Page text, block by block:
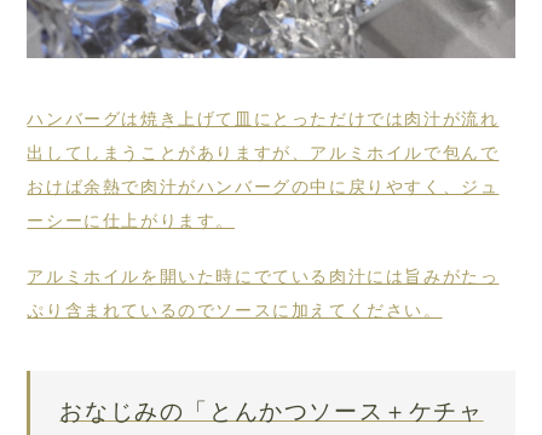
ハンバーグは焼き上げて皿にとっただけでは肉汁が流れ
出してしまうことがありますが、アルミホイルで包んで
おけば余熱で肉汁がハンバーグの中に戻りやすく、ジュ
ーシーに仕上がります。
アルミホイルを開いた時にでている肉汁には旨みがたっ
ぷり含まれているのでソースに加えてください。
おなじみの「とんかつソース＋ケチャ